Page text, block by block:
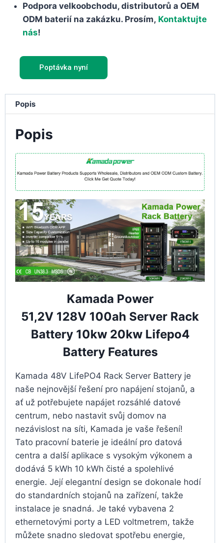
Podpora velkoobchodu, distributorů a OEM
ODM baterií na zakázku. Prosím, Kontaktujte
nás!
Poptávka nyní
Popis
Popis
Kamada Power
51,2V 128V 100ah Server Rack
Battery 10kw 20kw Lifepo4
Battery Features
Kamada 48V LifePO4 Rack Server Battery je
naše nejnovější řešení pro napájení stojanů, a
ať už potřebujete napájet rozsáhlé datové
centrum, nebo nastavit svůj domov na
nezávislost na síti, Kamada je vaše řešení!
Tato pracovní baterie je ideální pro datová
centra a další aplikace s vysokým výkonem a
dodává 5 kWh 10 kWh čisté a spolehlivé
energie. Její elegantní design se dokonale hodí
do standardních stojanů na zařízení, takže
instalace je snadná. Je také vybavena 2
ethernetovými porty a LED voltmetrem, takže
můžete snadno sledovat spotřebu energie,